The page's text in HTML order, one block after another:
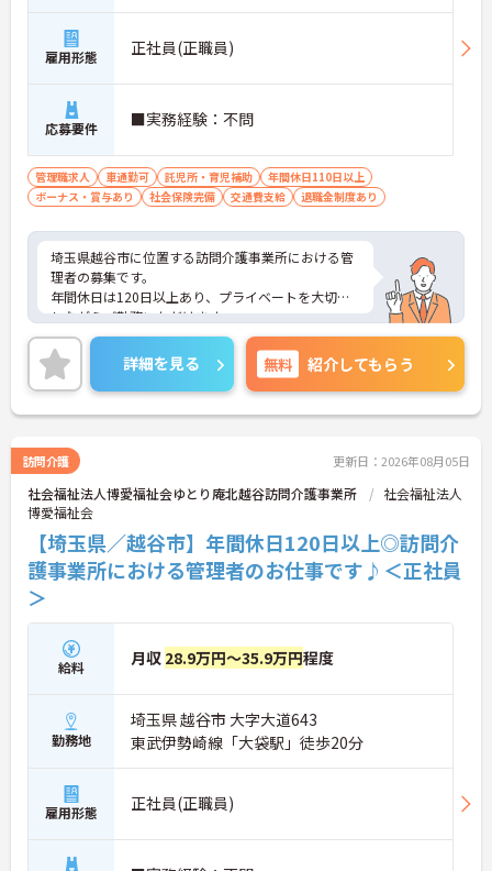
雇用形態 正社員(正職員)
応募要件 ■実務経験：不問
管理職求人 車通勤可 託児所・育児補助
年間休日110日以上
ボーナス・賞与あり
社会保険完備 交通費支給 退職金制度あり
埼玉県越谷市に位置する訪問介護事業所における管
理者の募集です。
年間休日は120日以上あり、プライベートを大切に
しながらご勤務いただけます。
ご興味のある方には、面接対策ポイントなど、さら
に詳細をご案内しますのでお気軽にご相談くださ
い！
詳細を見る 無料 紹介してもらう
訪問介護 更新日：2026年08月05日
社会福祉法人博愛福祉会ゆとり庵北越谷訪問介護事業所
社会福祉法人
博愛福祉会
【埼玉県／越谷市】年間休日120日以上◎訪問介
護事業所における管理者のお仕事です♪＜正社員
＞
給料 月収 28.9万円～35.9万円程度
勤務地
埼玉県 越谷市 大字大道643
東武伊勢崎線「大袋駅」徒歩20分
雇用形態 正社員(正職員)